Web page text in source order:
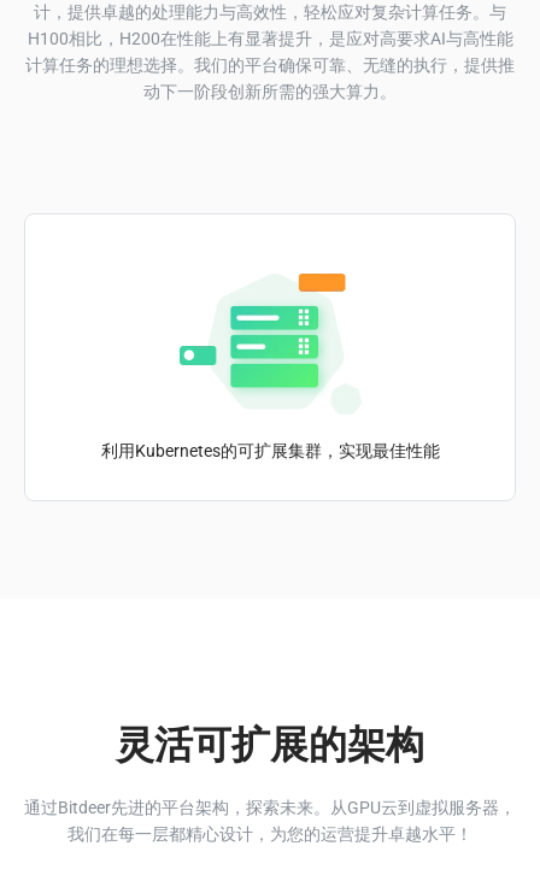
计，提供卓越的处理能力与高效性，轻松应对复杂计算任务。与
H100相比，H200在性能上有显著提升，是应对高要求AI与高性能
计算任务的理想选择。我们的平台确保可靠、无缝的执行，提供推
动下一阶段创新所需的强大算力。
利用Kubernetes的可扩展集群，实现最佳性能
灵活可扩展的架构
通过Bitdeer先进的平台架构，探索未来。从GPU云到虚拟服务器，
我们在每一层都精心设计，为您的运营提升卓越水平！